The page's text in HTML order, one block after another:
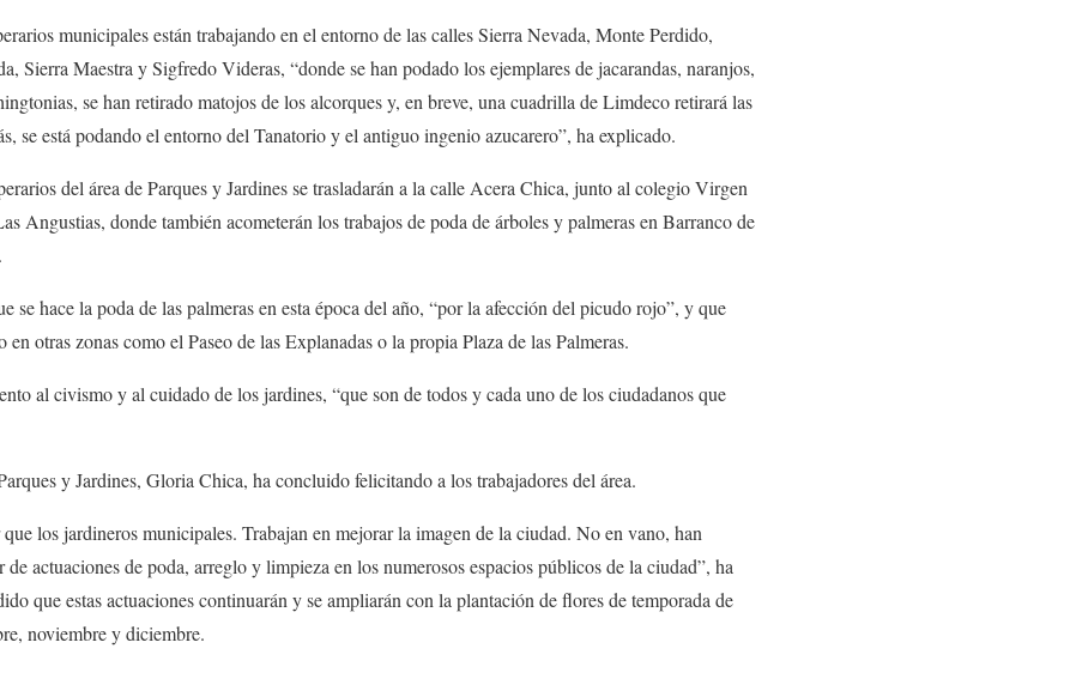
municipales están trabajando en el entorno de las calles Sierra Nevada, Monte Perdido,
Sierra Maestra y Sigfredo Videras, “donde se han podado los ejemplares de jacarandas, naranjos,
se han retirado matojos de los alcorques y, en breve, una cuadrilla de Limdeco retirará las
se está podando el entorno del Tanatorio y el antiguo ingenio azucarero”, ha explicado.
del área de Parques y Jardines se trasladarán a la calle Acera Chica, junto al colegio Virgen
Angustias, donde también acometerán los trabajos de poda de árboles y palmeras en Barranco de
se hace la poda de las palmeras en esta época del año, “por la afección del picudo rojo”, y que
en otras zonas como el Paseo de las Explanadas o la propia Plaza de las Palmeras.
al civismo y al cuidado de los jardines, “que son de todos y cada uno de los ciudadanos que
y Jardines, Gloria Chica, ha concluido felicitando a los trabajadores del área.
los jardineros municipales. Trabajan en mejorar la imagen de la ciudad. No en vano, han
de actuaciones de poda, arreglo y limpieza en los numerosos espacios públicos de la ciudad”, ha
que estas actuaciones continuarán y se ampliarán con la plantación de flores de temporada de
noviembre y diciembre.